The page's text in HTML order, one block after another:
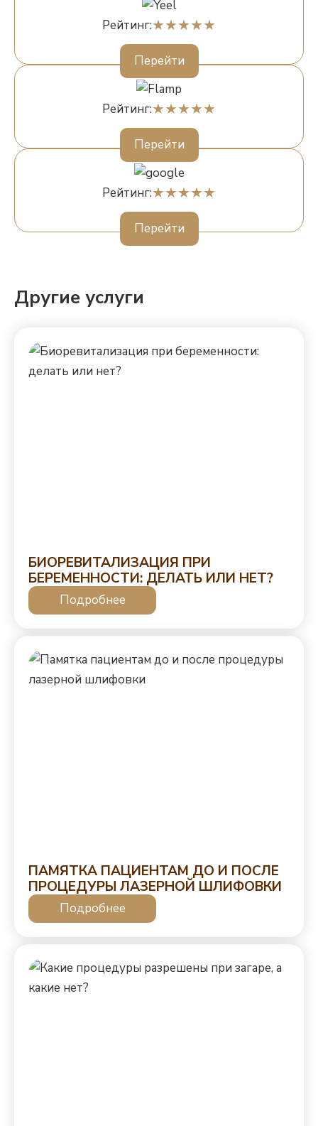
Рейтинг:
Перейти
Рейтинг:
Перейти
Рейтинг:
Перейти
Другие услуги
БИОРЕВИТАЛИЗАЦИЯ ПРИ
БЕРЕМЕННОСТИ: ДЕЛАТЬ ИЛИ НЕТ?
Подробнее
ПАМЯТКА ПАЦИЕНТАМ ДО И ПОСЛЕ
ПРОЦЕДУРЫ ЛАЗЕРНОЙ ШЛИФОВКИ
Подробнее